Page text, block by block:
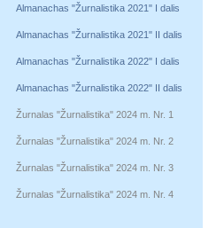
Almanachas "Žurnalistika 2021" I dalis
Almanachas "Žurnalistika 2021" II dalis
Almanachas "Žurnalistika 2022" I dalis
Almanachas "Žurnalistika 2022" II dalis
Žurnalas "Žurnalistika" 2024 m. Nr. 1
Žurnalas "Žurnalistika" 2024 m. Nr. 2
Žurnalas "Žurnalistika" 2024 m. Nr. 3
Žurnalas "Žurnalistika" 2024 m. Nr. 4